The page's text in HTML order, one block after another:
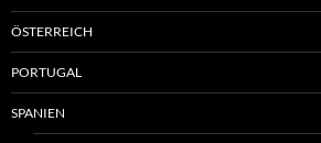
ÖSTERREICH
PORTUGAL
SPANIEN